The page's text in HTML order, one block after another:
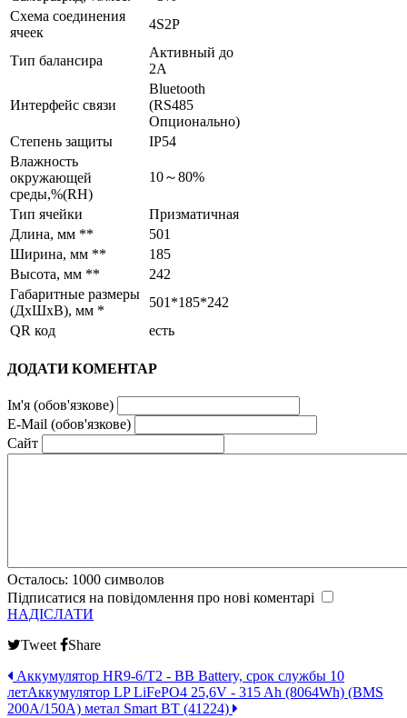
Схема соединения
ячеек
4S2P
Тип балансира
Активный до
2А
Интерфейс связи
Bluetooth
(RS485
Опционально)
Степень защиты
IP54
Влажность
окружающей
среды,%(RH)
10～80%
Тип ячейки
Призматичная
Длина, мм **
501
Ширина, мм **
185
Высота, мм **
242
Габаритные размеры
(ДхШхВ), мм *
501*185*242
QR код
есть
ДОДАТИ КОМЕНТАР
Ім'я (обов'язкове)
E-Mail (обов'язкове)
Сайт
Осталось: 1000 символов
Підписатися на повідомлення про нові коментарі
НАДІСЛАТИ
Tweet
Share
Аккумулятор HR9-6/T2 - BB Battery, срок службы 10
летАккумулятор LP LiFePO4 25,6V - 315 Ah (8064Wh) (BMS
200A/150А) метал Smart BT (41224)